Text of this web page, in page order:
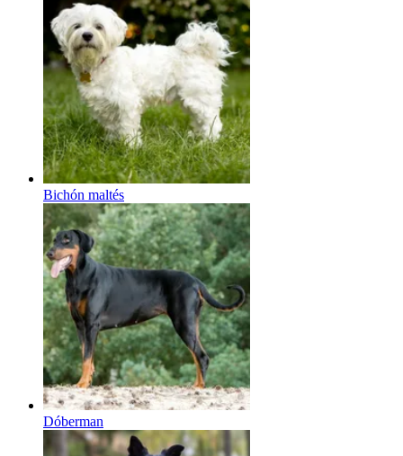
Bichón maltés
Dóberman